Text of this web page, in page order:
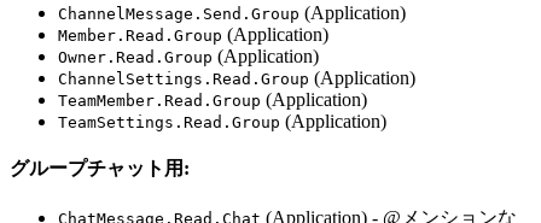
ChannelMessage.Send.Group (Application)
Member.Read.Group (Application)
Owner.Read.Group (Application)
ChannelSettings.Read.Group (Application)
TeamMember.Read.Group (Application)
TeamSettings.Read.Group (Application)
グループチャット用:
ChatMessage.Read.Chat (Application) - @メンションな